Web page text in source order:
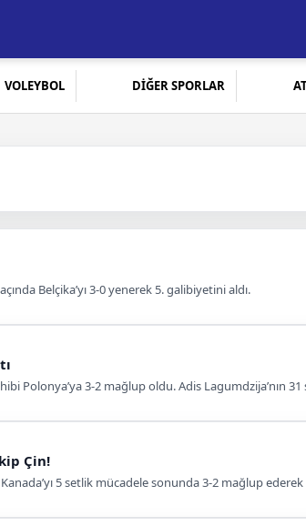
VOLEYBOL DİĞER SPORLAR
Belçika’yı 3-0 yenerek 5. galibiyetini aldı.
Polonya’ya 3-2 mağlup oldu. Adis Lagumdzija’nın
Çin!
5 setlik mücadele sonunda 3-2 mağlup